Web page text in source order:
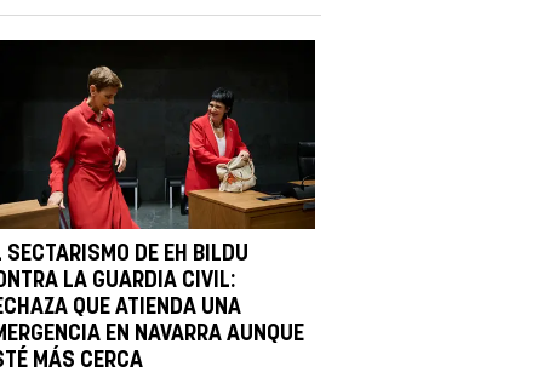
SECTARISMO DE EH BILDU
LA GUARDIA CIVIL:
QUE ATIENDA UNA
EN NAVARRA AUNQUE
MÁS CERCA